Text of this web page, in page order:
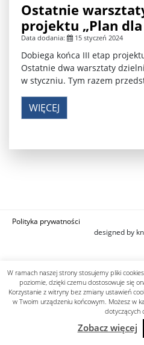
Ostatnie
projektu „Plan
Data dodania: 15 styczeń 2024
Dobiega końca III etap
Ostatnie dwa warsztaty
w styczniu. Tym razem
WIĘCEJ
Polityka prywatności
designed by
W ramach naszej strony stosujemy pliki
poziomie, dzięki czemu dostosowuje się
Korzystanie z witryny bez zmiany ustawień
w Twoim urządzeniu końcowym. Możesz w
dotyczących
Zobacz więcej